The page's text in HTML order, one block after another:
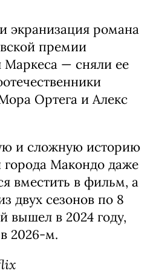
экранизация романа
премии
Маркеса — сняли ее
Ортега и Алекс
и сложную историю
Макондо даже
вместить в фильм, а
двух сезонов по 8
вышел в 2024 году,
2026-м.